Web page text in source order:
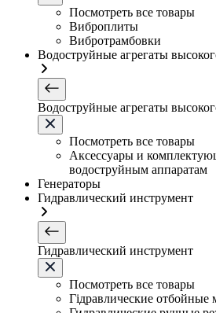
Посмотреть все товары
Виброплиты
Вибротрамбовки
Водоструйные агрегаты
Водоструйные агрегаты
Посмотреть все товары
Аксессуары и
водоструйным аппаратам
Генераторы
Гидравлический инструмент
Гидравлический инструмент
Посмотреть все товары
Гідравлические